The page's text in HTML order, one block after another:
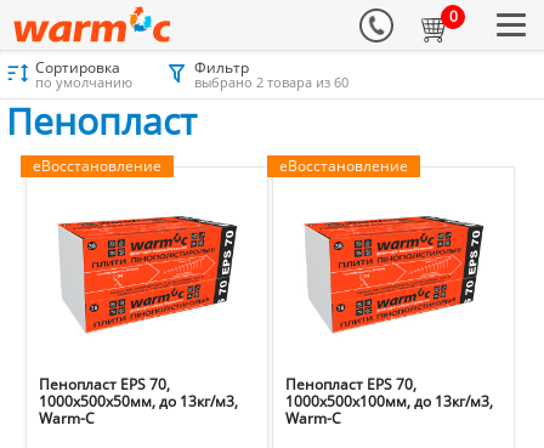
0
Материалы для утепления Каталог Пенопласт
Сортировка
по умолчанию
Фильтр
выбрано 2 товара из 60
Пенопласт
еВосстановление
Пенопласт EPS 70,
1000х500х50мм, до 13кг/м3,
Warm-C
еВосстановление
Пенопласт EPS 70,
1000х500х100мм, до 13кг/м3,
Warm-C